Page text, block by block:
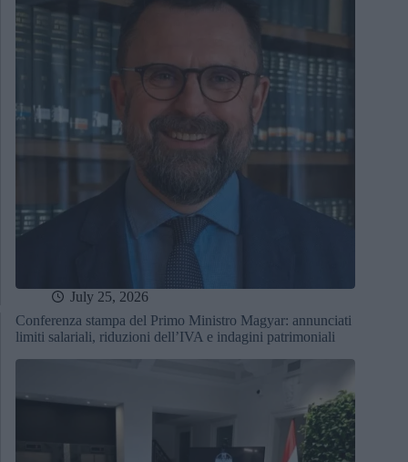
July 25, 2026
Conferenza stampa del Primo Ministro Magyar: annunciati
limiti salariali, riduzioni dell’IVA e indagini patrimoniali